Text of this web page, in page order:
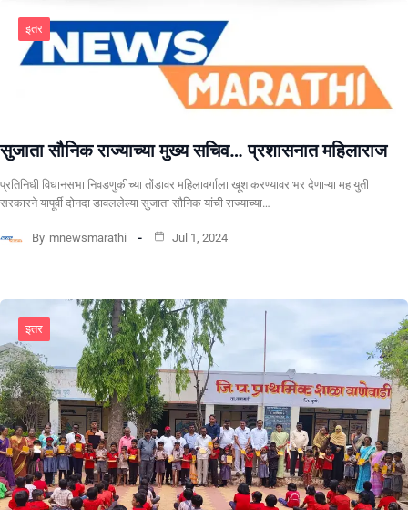
इतर
सुजाता सौनिक राज्याच्या मुख्य सचिव… प्रशासनात महिलाराज
प्रतिनिधी विधानसभा निवडणुकीच्या तोंडावर महिलावर्गाला खूश करण्यावर भर देणाऱ्या महायुती
सरकारने यापूर्वी दोनदा डावललेल्या सुजाता सौनिक यांची राज्याच्या…
By mnewsmarathi Jul 1, 2024
इतर